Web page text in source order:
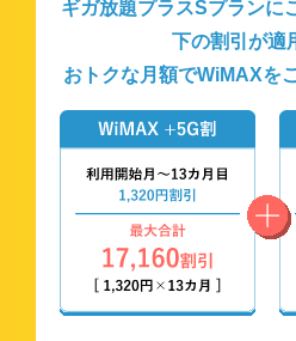
ギガ放題プラスSプランに
下の割引が適
おトクな月額でWiMAXを